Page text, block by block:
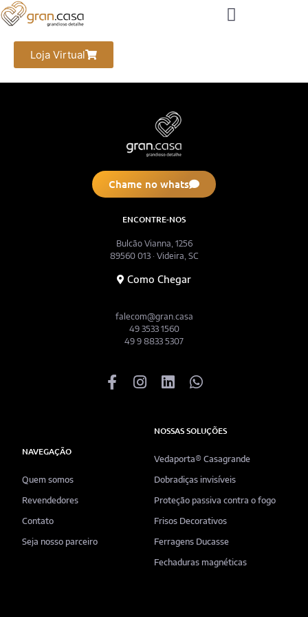
Loja Virtual
Chame no whats
ENCONTRE-NOS
Bulcão Vianna, 1256
89560 013 · Videira, SC
Como Chegar
falecom@gran.casa
49 3533 1560
49 9 8833 5307
NAVEGAÇÃO
Quem somos
Revendedores
Contato
Seja nosso parceiro
NOSSAS SOLUÇÕES
Vedaporta® Casagrande
Dobradiças invisíveis
Proteção passiva contra o fogo
Frisos Decorativos
Ferragens Ducasse
Fechaduras magnéticas